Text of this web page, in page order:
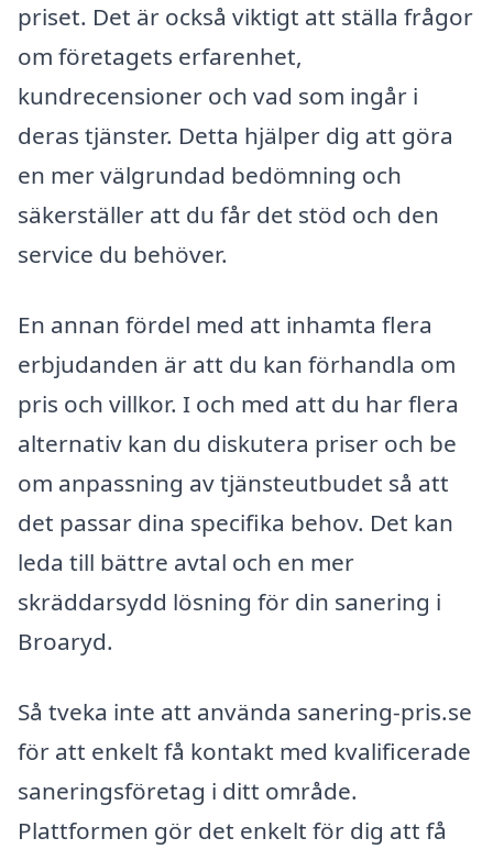
priset. Det är också viktigt att ställa frågor
om företagets erfarenhet,
kundrecensioner och vad som ingår i
deras tjänster. Detta hjälper dig att göra
en mer välgrundad bedömning och
säkerställer att du får det stöd och den
service du behöver.
En annan fördel med att inhamta flera
erbjudanden är att du kan förhandla om
pris och villkor. I och med att du har flera
alternativ kan du diskutera priser och be
om anpassning av tjänsteutbudet så att
det passar dina specifika behov. Det kan
leda till bättre avtal och en mer
skräddarsydd lösning för din sanering i
Broaryd.
Så tveka inte att använda sanering-pris.se
för att enkelt få kontakt med kvalificerade
saneringsföretag i ditt område.
Plattformen gör det enkelt för dig att få